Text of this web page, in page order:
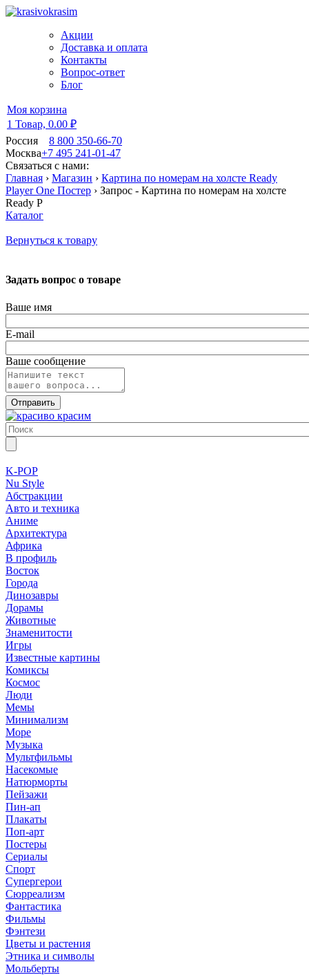
Акции
Доставка и оплата
Контакты
Вопрос-ответ
Блог
Моя корзина
1 Товар, 0.00 ₽
Россия
8 800 350-66-70
Москва+7 495 241-01-47
Связаться с нами:
Главная › Магазин › Картина по номерам на холсте Ready
Player One Постер › Запрос - Картина по номерам на холсте
Ready P
Каталог
Вернуться к товару
Задать вопрос о товаре
Ваше имя
E-mail
Ваше сообщение
K-POP
Nu Style
Абстракции
Авто и техника
Аниме
Архитектура
Африка
В профиль
Восток
Города
Динозавры
Дорамы
Животные
Знаменитости
Игры
Известные картины
Комиксы
Космос
Люди
Мемы
Минимализм
Море
Музыка
Мультфильмы
Насекомые
Натюрморты
Пейзажи
Пин-ап
Плакаты
Поп-арт
Постеры
Сериалы
Спорт
Супергерои
Сюрреализм
Фантастика
Фильмы
Фэнтези
Цветы и растения
Этника и символы
Мольберты